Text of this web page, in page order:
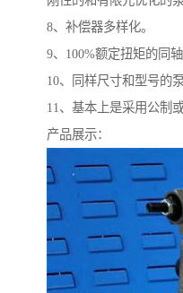
8、补偿器多样化。
9、100%额定扭矩的同轴
10、同样尺寸和型号的
11、基本上是采用公制
产品展示：